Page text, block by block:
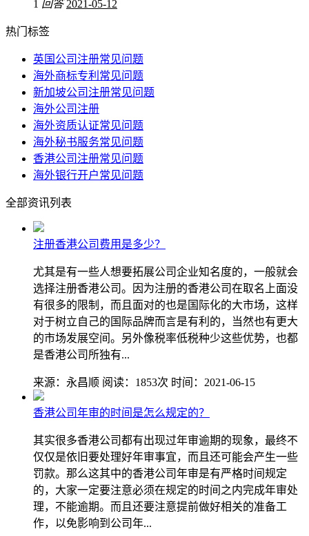
1 回答 2021-05-12
热门标签
英国公司注册常见问题
海外商标专利常见问题
新加坡公司注册常见问题
海外公司注册
海外资质认证常见问题
海外秘书服务常见问题
香港公司注册常见问题
海外银行开户常见问题
全部资讯列表
注册香港公司费用是多少？
尤其是有一些人想要拓展公司企业知名度的，一般就会
选择注册香港公司。因为注册的香港公司在取名上面没
有很多的限制，而且面对的也是国际化的大市场，这样
对于树立自己的国际品牌而言是有利的，当然也有更大
的市场发展空间。另外像税率低税种少这些优势，也都
是香港公司所独有...
来源：永昌顺 阅读：1853次 时间：2021-06-15
香港公司年审的时间是怎么规定的？
其实很多香港公司都有出现过年审逾期的现象，最终不
仅仅是依旧要处理好年审事宜，而且还可能会产生一些
罚款。那么这其中的香港公司年审是有严格时间规定
的，大家一定要注意必须在规定的时间之内完成年审处
理，不能逾期。而且还要注意提前做好相关的准备工
作，以免影响到公司年...